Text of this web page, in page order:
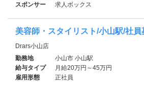
スポンサー
求人ボックス
美容師・スタイリスト/小山駅/社
Drars小山店
勤務地
小山市 小山駅
給与タイプ
月給20万円～45万円
雇用形態
正社員